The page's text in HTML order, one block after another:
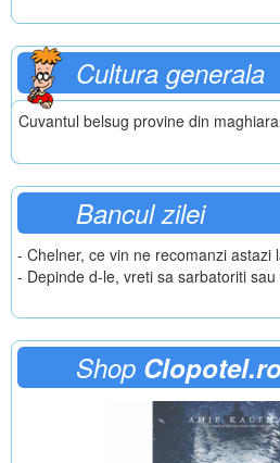
Cultura generala
Cuvantul belsug provine din
Bancul zilei
- Chelner, ce vin ne recomanzi astazi
- Depinde d-le, vreti sa sarbatoriti
Shop